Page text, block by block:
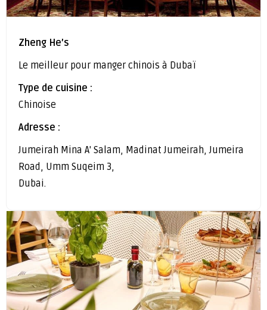
Zheng He’s
Le meilleur pour manger chinois à Dubaï
Type de cuisine :
Chinoise
Adresse :
Jumeirah Mina A' Salam, Madinat Jumeirah, Jumeira
Road, Umm Suqeim 3,
Dubai.